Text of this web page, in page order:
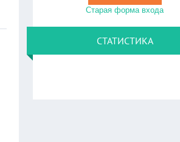
Старая форма входа
СТАТИСТИКА